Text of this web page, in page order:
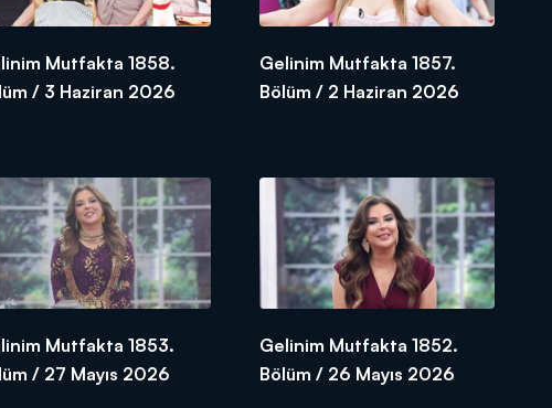
Mutfakta 1858.
/ 3 Haziran 2026
Gelinim Mutfakta 1857.
Bölüm / 2 Haziran 2026
Mutfakta 1853.
/ 27 Mayıs 2026
Gelinim Mutfakta 1852.
Bölüm / 26 Mayıs 2026